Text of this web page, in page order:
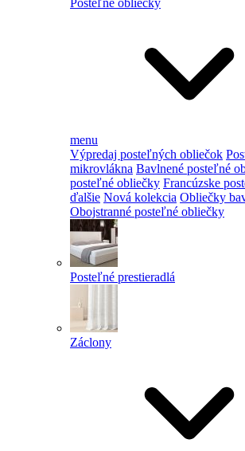
Posteľné obliečky
menu
Výpredaj posteľných obliečok
mikrovlákna Bavlnené posteľné
posteľné obliečky Francúzske
ďalšie Nová kolekcia Obliečky
Obojstranné posteľné obliečky
Posteľné prestieradlá
Záclony